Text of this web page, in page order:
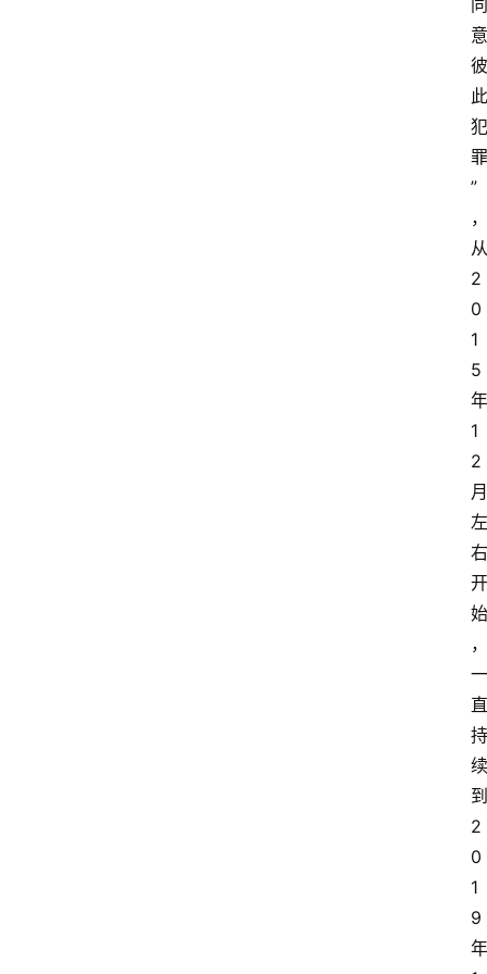
同
意
彼
此
犯
罪
”
，
从
2
0
1
5
年
1
2
月
左
右
开
始
，
一
直
持
续
到
2
0
1
9
年